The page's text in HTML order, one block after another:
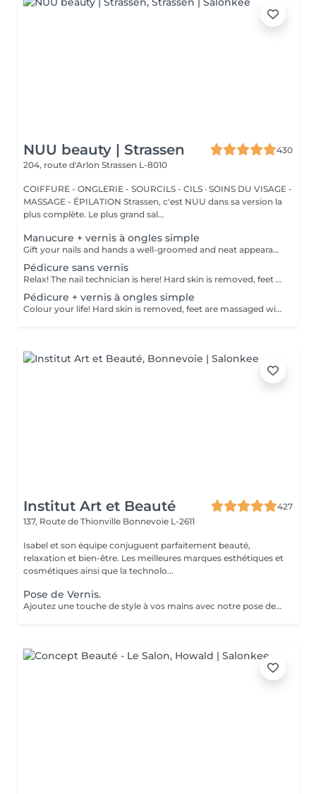
NUU beauty | Strassen
430
204, route d'Arlon Strassen L-8010
COIFFURE - ONGLERIE - SOURCILS - CILS · SOINS DU VISAGE -
MASSAGE - ÉPILATION Strassen, c'est NUU dans sa version la
plus complète. Le plus grand sal...
Manucure + vernis à ongles simple
Gift your nails and hands a well-groomed and neat appearance! Your technician will effectively remove dead skin cells, shape and file nails, and buff the outer surface. A regular nail polish is applied at the end of this treatment. Our masters do edged, hardware, or combined manicure. How is manicure with simple nail polish done? - rough skin is removed - the shape of the nail plate is corrected - the cuticle and side ridges are corrected - nail polish is applied - cuticle oil and hand cream are applied Age restrictions: recommended to do from 14 years. Post procedure recommendations: there are no post recommendations for this procedure. Frequency: once in 3 weeks.
Pédicure sans vernis
Relax! The nail technician is here! Hard skin is removed, feet are massaged with deep conditioning creams leaving them softer and smoother. Cuticles will be made neat and tidy and toenails will be perfectly shaped. Our masters do hardware pedicure. How is pedicure without polish done? - rough skin is removed - the shape of the nail plate is corrected - heels are cleaned - the cuticle and side ridges are corrected - cuticle oil and feet cream are applied Age restrictions: recommended to do from 14 years. Post procedure recommendations: there are no post recommendations for this procedure. Frequency: once in 3-4 weeks.
Pédicure + vernis à ongles simple
Colour your life! Hard skin is removed, feet are massaged with deep conditioning creams leaving them softer and smoother. Cuticles will be made neat and tidy and toenails will be perfectly shaped. A regular nail polish is applied at the end of this treatment. Our masters do hardware pedicure. How is pedicure + simple nail polish done? - rough skin is removed - the shape of the nail plate is corrected - heels are cleaned - the cuticle and side ridges are corrected - nail polish is applied - cuticle oil and feet cream is applied Age restrictions: recommended to do from 14 years. Post procedure recommendations: there are no post recommendations for this procedure. Frequency: once in 3-4 weeks.
Institut Art et Beauté
427
137, Route de Thionville Bonnevoie L-2611
Isabel et son équipe conjuguent parfaitement beauté,
relaxation et bien-être. Les meilleures marques esthétiques et
cosmétiques ainsi que la technolo...
Pose de Vernis.
Ajoutez une touche de style à vos mains avec notre pose de vernis. Profitez d'une finition professionnelle, de conseils personnalisés, et d'un résultat qui dure. Offrez-vous ce petit plaisir et repartez avec des ongles impeccables!